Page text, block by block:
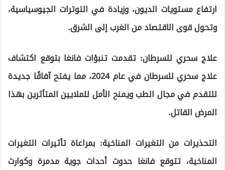
ارتفاع مستويات الديون، وزيادة في التوترات الجيوسياسية،
وتحول قوى الاقتصاد من الغرب إلى الشرق.
علاج سحري للسرطان: تقدمت تنبؤات فانغا بتوقع اكتشاف
علاج سحري للسرطان في عام 2024، مما يفتح آفاقًا جديدة
للتقدم في مجال الطب ويمنح الأمل للملايين المتأثرين بهذا
المرض القاتل.
التحذيرات من التغيرات المناخية: بمراعاة تأثيرات التغيرات
المناخية، تتوقع فانغا حدوث أحداث جوية مدمرة وكوارث